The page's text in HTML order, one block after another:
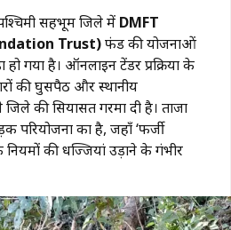
सिंहभूम जिले में DMFT
Trust)फंड की योजनाओं
गया है। ऑनलाइन टेंडर प्रक्रिया के
की घुसपैठ और स्थानीय
की सियासत गरमा दी है। ताजा
परियोजना का है, जहाँ ‘फर्जी
की धज्जियां उड़ाने के गंभीर